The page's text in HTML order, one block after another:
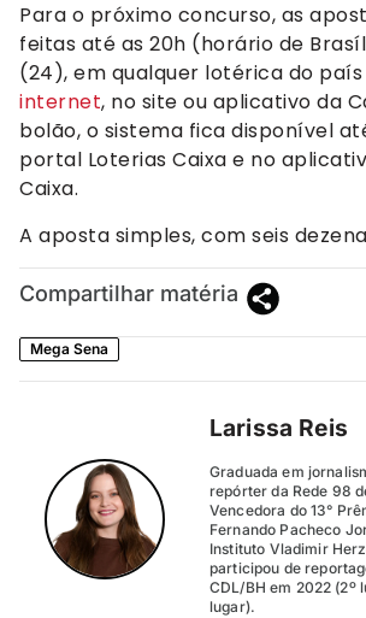
Para o próximo concurso, as
feitas até as 20h (horário de
(24), em qualquer lotérica do país
internet, no site ou aplicativo da
bolão, o sistema fica disponível
portal Loterias Caixa e no
Caixa.
A aposta simples, com seis
Compartilhar matéria
Mega Sena
Larissa Reis
Graduada em
repórter da Rede 98
Vencedora do 13°
Fernando Pacheco
Instituto Vladimir
participou de
CDL/BH em 2022 (2º
lugar).